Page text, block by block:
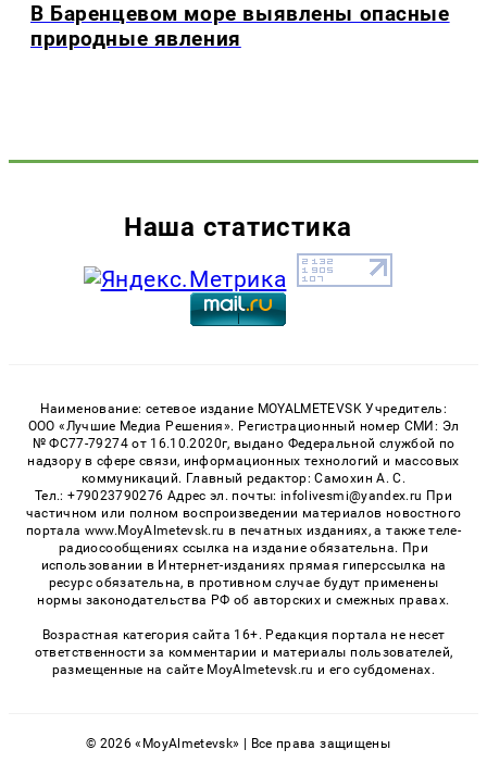
В Баренцевом море выявлены опасные
природные явления
Наша статистика
Наименование: сетевое издание MOYALMETEVSK Учредитель:
ООО «Лучшие Медиа Решения». Регистрационный номер СМИ: Эл
№ ФС77-79274 от 16.10.2020г, выдано Федеральной службой по
надзору в сфере связи, информационных технологий и массовых
коммуникаций. Главный редактор: Самохин А. С.
Тел.: +79023790276 Адрес эл. почты: infolivesmi@yandex.ru При
частичном или полном воспроизведении материалов новостного
портала www.MoyAlmetevsk.ru в печатных изданиях, а также теле-
радиосообщениях ссылка на издание обязательна. При
использовании в Интернет-изданиях прямая гиперссылка на
ресурс обязательна, в противном случае будут применены
нормы законодательства РФ об авторских и смежных правах.
Возрастная категория сайта 16+. Редакция портала не несет
ответственности за комментарии и материалы пользователей,
размещенные на сайте MoyAlmetevsk.ru и его субдоменах.
© 2026 «MoyAlmetevsk» | Все права защищены